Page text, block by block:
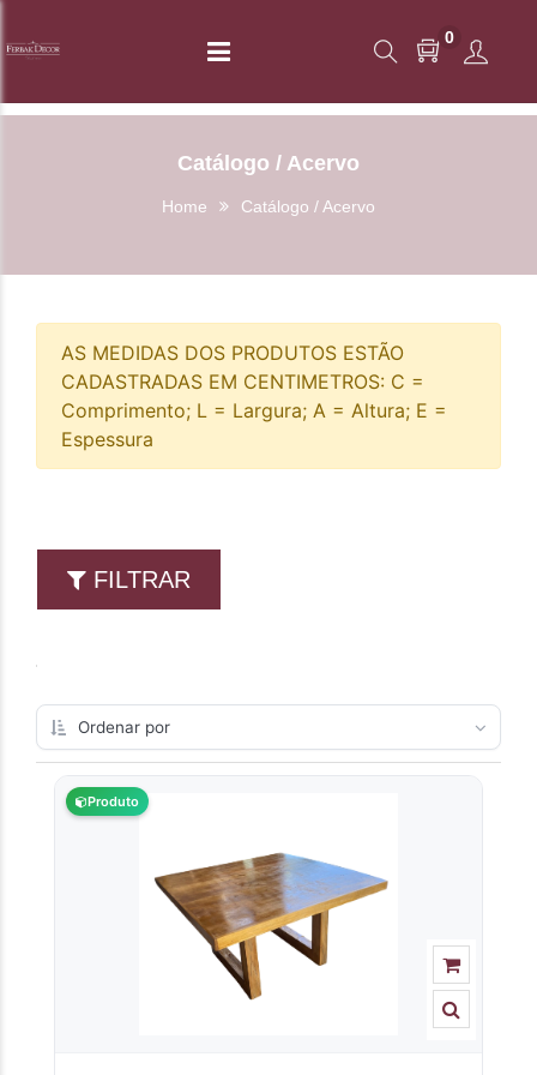
0
Catálogo / Acervo
Home Catálogo / Acervo
AS MEDIDAS DOS PRODUTOS ESTÃO
CADASTRADAS EM CENTIMETROS: C =
Comprimento; L = Largura; A = Altura; E =
Espessura
FILTRAR
Produto